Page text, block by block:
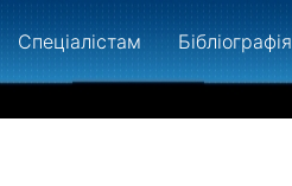
Спеціалістам
Бібліографія